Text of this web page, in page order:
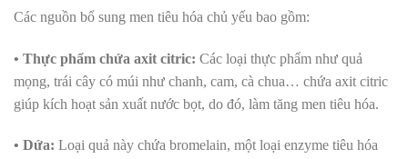
Các nguồn bổ sung men tiêu hóa chủ yếu bao gồm:
• Thực phẩm chứa axit citric: Các loại thực phẩm như quả
mọng, trái cây có múi như chanh, cam, cà chua… chứa axit citric
giúp kích hoạt sản xuất nước bọt, do đó, làm tăng men tiêu hóa.
• Dứa: Loại quả này chứa bromelain, một loại enzyme tiêu hóa